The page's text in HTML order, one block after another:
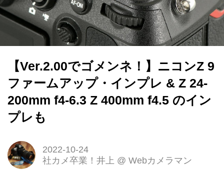
【Ver.2.00でゴメンネ！】ニコンZ 9
ファームアップ・インプレ & Z 24-
200mm f4-6.3 Z 400mm f4.5 のイン
プレも
2022-10-24
社カメ卒業！井上 @ Webカメラマン